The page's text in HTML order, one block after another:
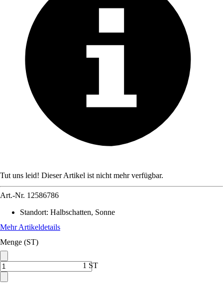
Tut uns leid! Dieser Artikel ist nicht mehr verfügbar.
Art.-Nr. 12586786
Standort: Halbschatten, Sonne
Mehr Artikeldetails
Menge (ST)
1 ST